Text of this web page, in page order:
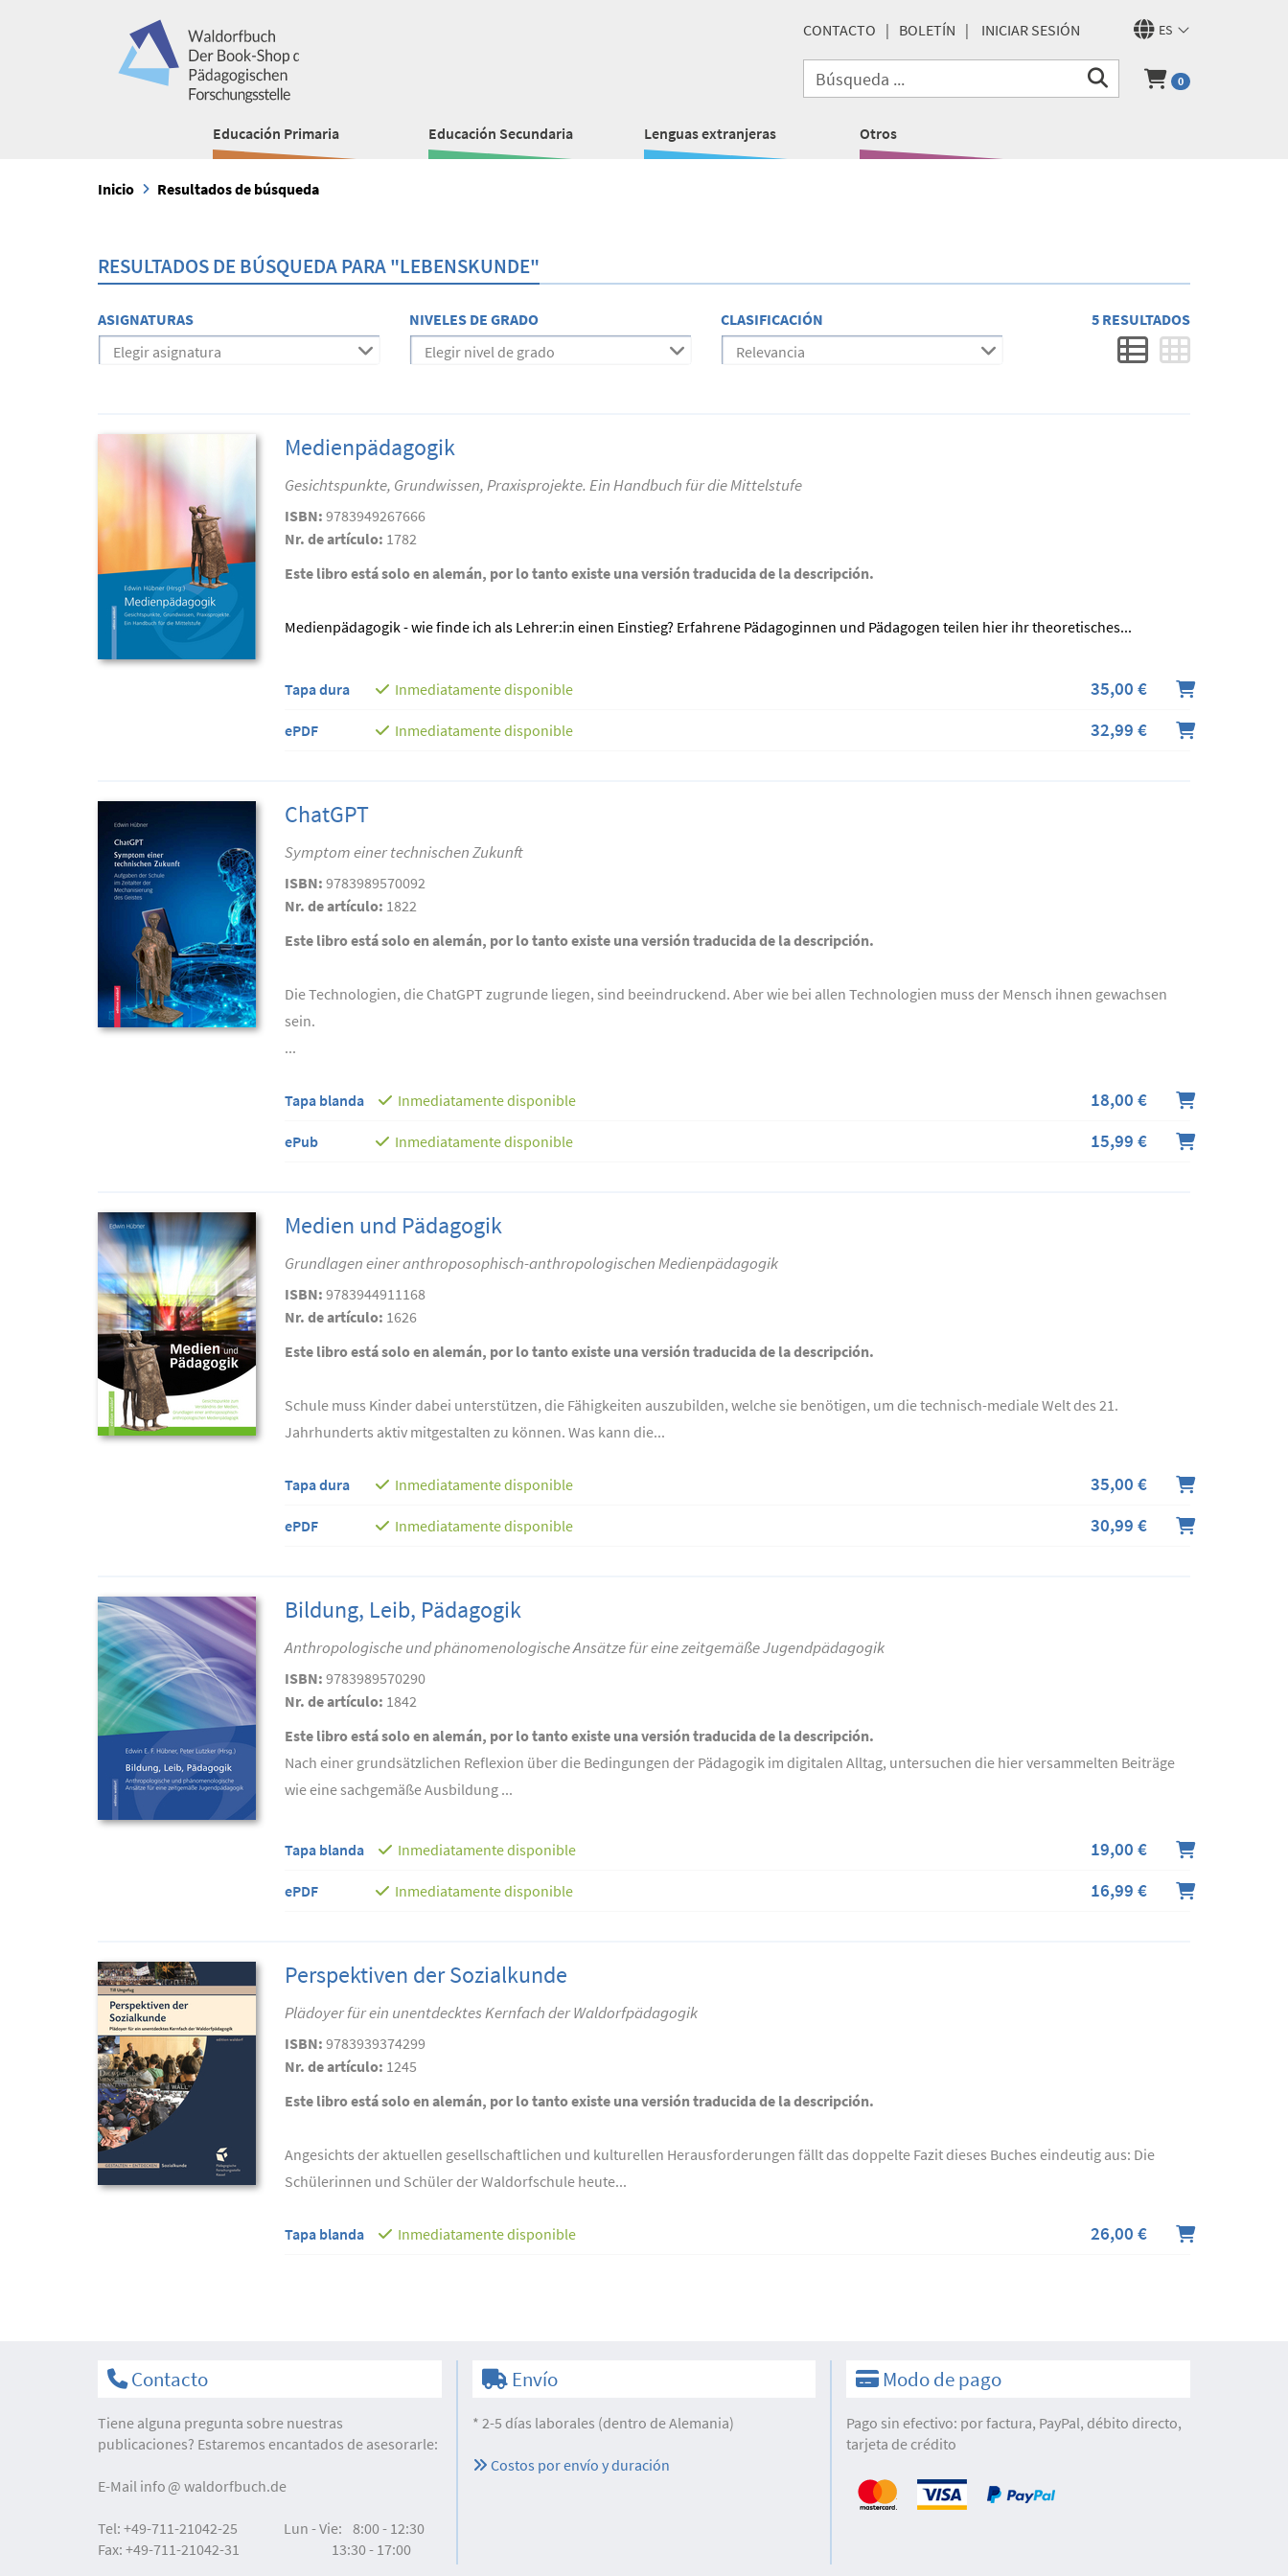
ES
CONTACTO BOLETÍN INICIAR SESIÓN
0
Educación Primaria Educación Secundaria Lenguas extranjeras Otros
Inicio Resultados de búsqueda
RESULTADOS DE BÚSQUEDA PARA "LEBENSKUNDE"
ASIGNATURAS
Elegir asignatura
NIVELES DE GRADO
Elegir nivel de grado
CLASIFICACIÓN
Relevancia
5 RESULTADOS
Medienpädagogik
Gesichtspunkte, Grundwissen, Praxisprojekte. Ein Handbuch für die Mittelstufe
ISBN: 9783949267666
Nr. de artículo: 1782
Este libro está solo en alemán, por lo tanto existe una versión traducida de la descripción.
Medienpädagogik - wie finde ich als Lehrer:in einen Einstieg? Erfahrene Pädagoginnen und Pädagogen teilen hier ihr theoretisches...
Tapa dura Inmediatamente disponible 35,00 €
ePDF Inmediatamente disponible 32,99 €
ChatGPT
Symptom einer technischen Zukunft
ISBN: 9783989570092
Nr. de artículo: 1822
Este libro está solo en alemán, por lo tanto existe una versión traducida de la descripción.
Die Technologien, die ChatGPT zugrunde liegen, sind beeindruckend. Aber wie bei allen Technologien muss der Mensch ihnen gewachsen
sein.
...
Tapa blanda Inmediatamente disponible 18,00 €
ePub Inmediatamente disponible 15,99 €
Medien und Pädagogik
Grundlagen einer anthroposophisch-anthropologischen Medienpädagogik
ISBN: 9783944911168
Nr. de artículo: 1626
Este libro está solo en alemán, por lo tanto existe una versión traducida de la descripción.
Schule muss Kinder dabei unterstützen, die Fähigkeiten auszubilden, welche sie benötigen, um die technisch-mediale Welt des 21.
Jahrhunderts aktiv mitgestalten zu können. Was kann die...
Tapa dura Inmediatamente disponible 35,00 €
ePDF Inmediatamente disponible 30,99 €
Bildung, Leib, Pädagogik
Anthropologische und phänomenologische Ansätze für eine zeitgemäße Jugendpädagogik
ISBN: 9783989570290
Nr. de artículo: 1842
Este libro está solo en alemán, por lo tanto existe una versión traducida de la descripción.
Nach einer grundsätzlichen Reflexion über die Bedingungen der Pädagogik im digitalen Alltag, untersuchen die hier versammelten Beiträge
wie eine sachgemäße Ausbildung ...
Tapa blanda Inmediatamente disponible 19,00 €
ePDF Inmediatamente disponible 16,99 €
Perspektiven der Sozialkunde
Plädoyer für ein unentdecktes Kernfach der Waldorfpädagogik
ISBN: 9783939374299
Nr. de artículo: 1245
Este libro está solo en alemán, por lo tanto existe una versión traducida de la descripción.
Angesichts der aktuellen gesellschaftlichen und kulturellen Herausforderungen fällt das doppelte Fazit dieses Buches eindeutig aus: Die
Schülerinnen und Schüler der Waldorfschule heute...
Tapa blanda Inmediatamente disponible 26,00 €
Contacto
Tiene alguna pregunta sobre nuestras
publicaciones? Estaremos encantados de asesorarle:
E-Mail info waldorfbuch.de
Tel: +49-711-21042-25
Fax: +49-711-21042-31
Lun - Vie:
8:00 - 12:30
13:30 - 17:00
Envío
* 2-5 días laborales (dentro de Alemania)
Costos por envío y duración
Modo de pago
Pago sin efectivo: por factura, PayPal, débito directo,
tarjeta de crédito